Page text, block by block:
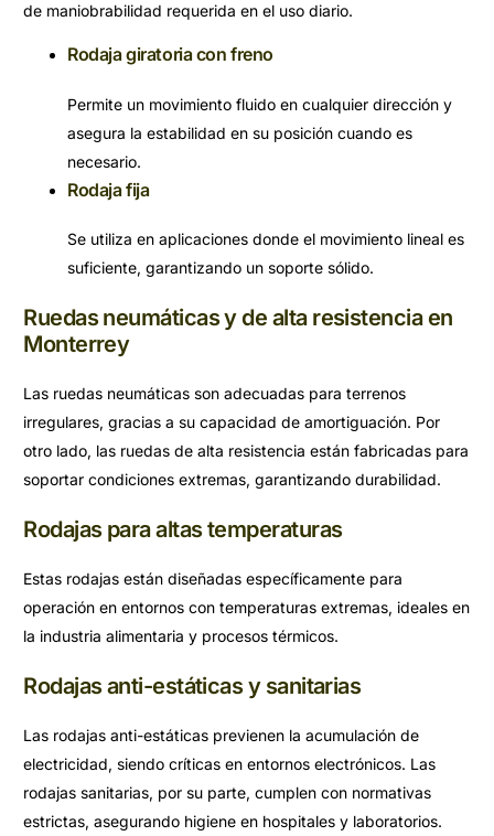
de maniobrabilidad requerida en el uso diario.
Rodaja giratoria con freno
Permite un movimiento fluido en cualquier dirección y
asegura la estabilidad en su posición cuando es
necesario.
Rodaja fija
Se utiliza en aplicaciones donde el movimiento lineal es
suficiente, garantizando un soporte sólido.
Ruedas neumáticas y de alta resistencia en
Monterrey
Las ruedas neumáticas son adecuadas para terrenos
irregulares, gracias a su capacidad de amortiguación. Por
otro lado, las ruedas de alta resistencia están fabricadas para
soportar condiciones extremas, garantizando durabilidad.
Rodajas para altas temperaturas
Estas rodajas están diseñadas específicamente para
operación en entornos con temperaturas extremas, ideales en
la industria alimentaria y procesos térmicos.
Rodajas anti-estáticas y sanitarias
Las rodajas anti-estáticas previenen la acumulación de
electricidad, siendo críticas en entornos electrónicos. Las
rodajas sanitarias, por su parte, cumplen con normativas
estrictas, asegurando higiene en hospitales y laboratorios.